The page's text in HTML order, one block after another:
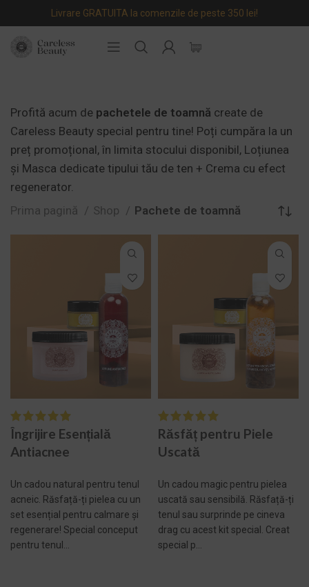
Livrare GRATUITA la comenzile de peste 350 lei!
Profită acum de pachetele de toamnă create de
Careless Beauty special pentru tine! Poți cumpăra la un
preț promoțional, în limita stocului disponibil, Loțiunea
și Masca dedicate tipului tău de ten + Crema cu efect
regenerator.
Prima pagină
Shop Pachete de toamnă
Îngrijire Esențială
Antiacnee
Un cadou natural pentru tenul
acneic. Răsfață-ți pielea cu un
set esențial pentru calmare și
regenerare! Special conceput
pentru tenul...
Răsfăț pentru Piele
Uscată
Un cadou magic pentru pielea
uscată sau sensibilă. Răsfață-ți
tenul sau surprinde pe cineva
drag cu acest kit special. Creat
special p...